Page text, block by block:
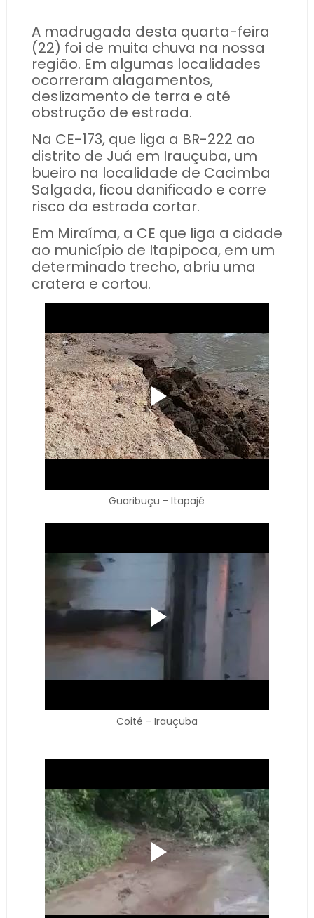
A madrugada desta quarta-feira
(22) foi de muita chuva na nossa
região. Em algumas localidades
ocorreram alagamentos,
deslizamento de terra e até
obstrução de estrada.
Na CE-173, que liga a BR-222 ao
distrito de Juá em Irauçuba, um
bueiro na localidade de Cacimba
Salgada, ficou danificado e corre
risco da estrada cortar.
Em Miraíma, a CE que liga a cidade
ao município de Itapipoca, em um
determinado trecho, abriu uma
cratera e cortou.
Guaribuçu - Itapajé
Coité - Irauçuba